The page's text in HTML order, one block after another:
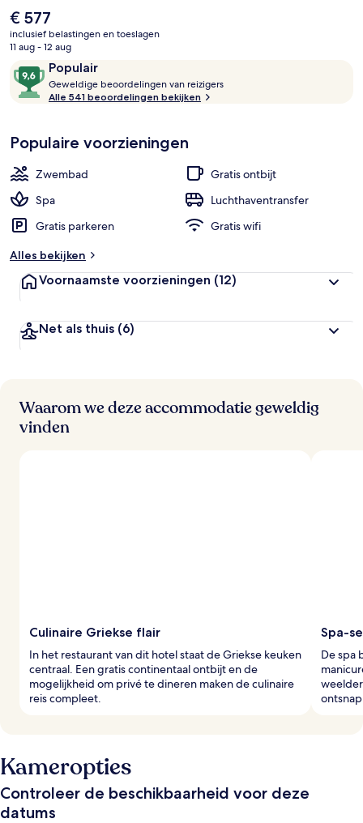
De
huidige
prijs
€ 577
€ 577
inclusief belastingen en toeslagen
11 aug - 12 aug
Beoordelingen
Populair
9,6
van
10,
Geweldige beoordelingen van reizigers
i
e
b
o
r
n
Alle 541 beoordelingen bekijken
Populaire voorzieningen
Zwembad
Gratis ontbijt
Spa
Luchthaventransfer
Gratis parkeren
Gratis wifi
Alles bekijken
Voornaamste voorzieningen (12)
Net als thuis (6)
Waarom we deze accommodatie geweldig
vinden
Culinaire Griekse flair
In het restaurant van dit hotel staat de Griekse keuken
centraal. Een gratis continentaal ontbijt en de
mogelijkheid om privé te dineren maken de culinaire
reis compleet.
Spa-
De spa
Kameropties
Controleer de beschikbaarheid voor deze
datums